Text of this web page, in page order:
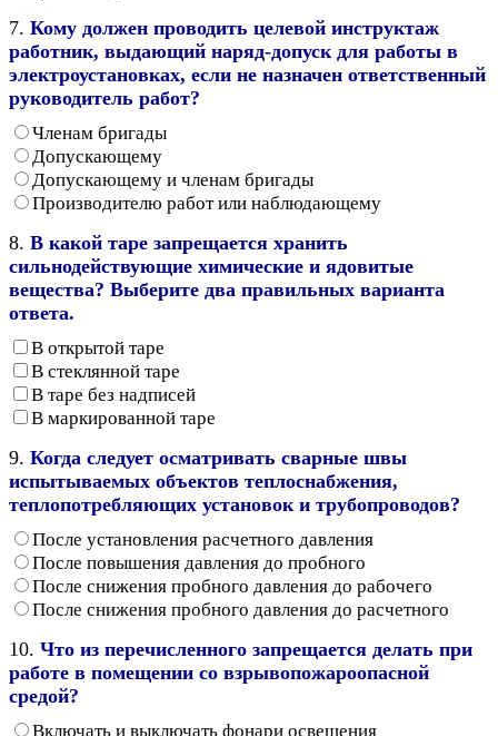
7. Кому должен проводить целевой инструктаж
работник, выдающий наряд-допуск для работы в
электроустановках, если не назначен ответственный
руководитель работ?
Членам бригады
Допускающему
Допускающему и членам бригады
Производителю работ или наблюдающему
8. В какой таре запрещается хранить
сильнодействующие химические и ядовитые
вещества? Выберите два правильных варианта
ответа.
В открытой таре
В стеклянной таре
В таре без надписей
В маркированной таре
9. Когда следует осматривать сварные швы
испытываемых объектов теплоснабжения,
теплопотребляющих установок и трубопроводов?
После установления расчетного давления
После повышения давления до пробного
После снижения пробного давления до рабочего
После снижения пробного давления до расчетного
10. Что из перечисленного запрещается делать при
работе в помещении со взрывопожароопасной
средой?
Включать и выключать фонари освещения